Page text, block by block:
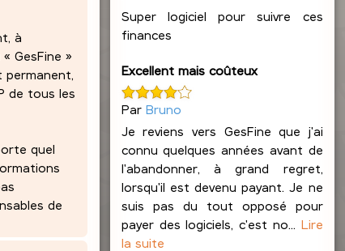
à
GesFine »
de tous les
quel
de
Super logiciel pour suivre ces
finances
Excellent mais coûteux
Par Bruno
Je reviens vers GesFine que j'ai
connu quelques années avant de
l'abandonner, à grand regret,
lorsqu'il est devenu payant. Je ne
suis pas du tout opposé pour
payer des logiciels, c'est no... Lire
la suite